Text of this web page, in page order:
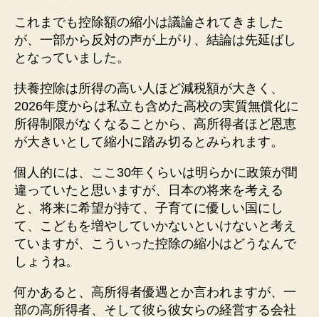
これまでも控除額の縮小は議論されてきました
が、一部から反対の声が上がり、結論は先延ばし
となっていました。
扶養控除は所得の高い人ほど減税額が大きく、
2026年度からは私立も含めた高校の実質無償化に
所得制限がなくなることから、高所得者ほど恩恵
が大きいとして縮小に踏み切るとみられます。
個人的には、ここ30年くらいは明らかに政策が間
違っていたと思いますが、日本の将来を考える
と、将来に希望が持て、子育てに優しい国にし
て、こどもを増やしていかないといけないと考え
ていますが、こういった控除の縮小はどうなんで
しょうね。
何かあると、高所得者優遇とか言われますが、一
部の高所得者、そして彼ら彼女らの経営する会社